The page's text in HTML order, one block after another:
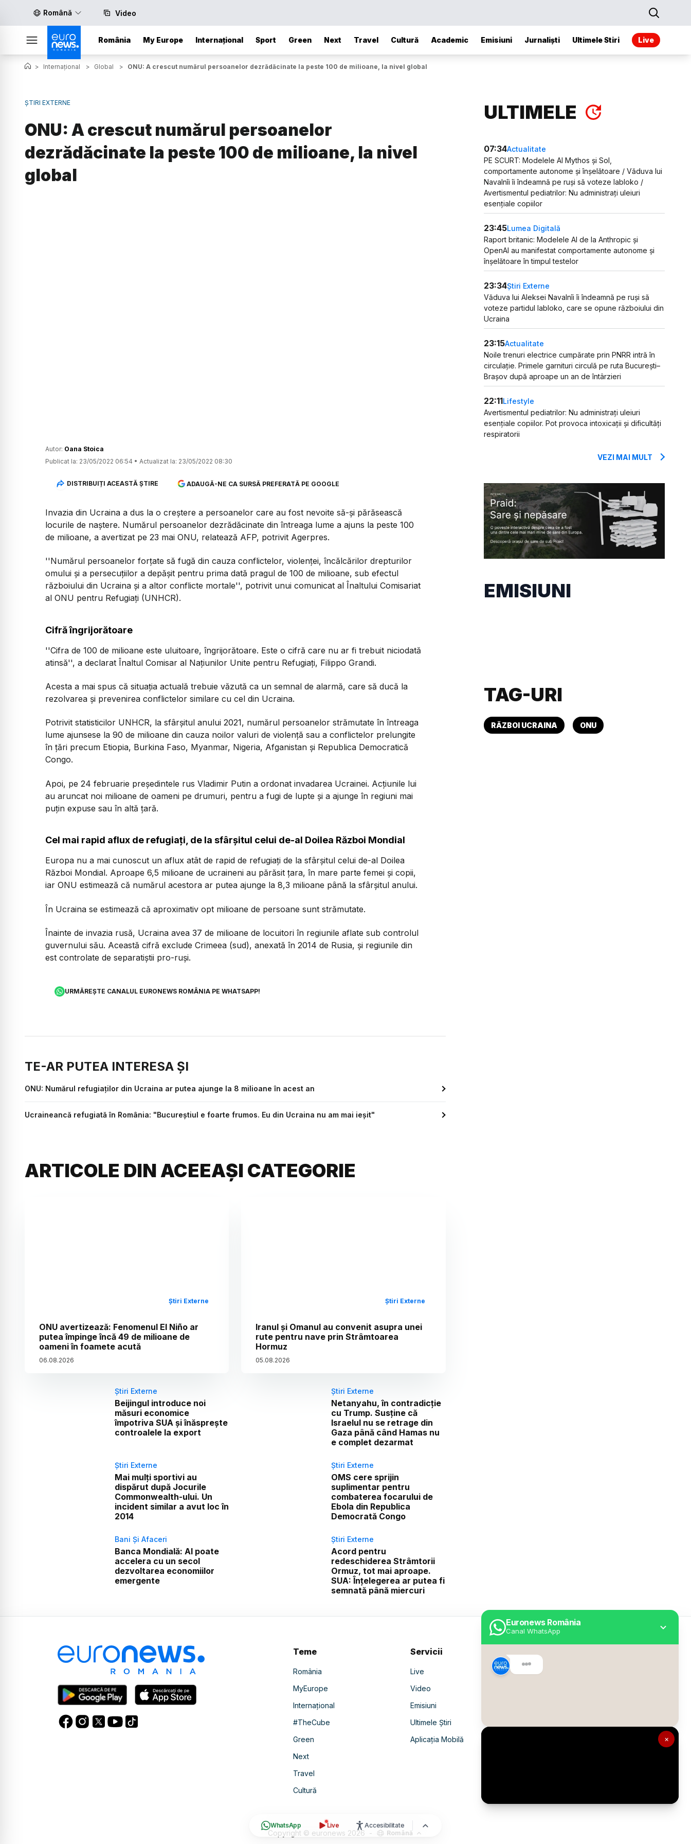
Română Video
România My Europe Internațional Sport Green Next Travel Cultură Academic Emisiuni Jurnaliști Ultimele Stiri Live
×
Euronews România
Canal WhatsApp
WhatsApp Live Accesibilitate
> Internațional > Global > ONU: A crescut numărul persoanelor dezrădăcinate la peste 100 de milioane, la nivel global
ȘTIRI EXTERNE
ONU: A crescut numărul persoanelor
dezrădăcinate la peste 100 de milioane, la nivel
global
Autor: Oana Stoica
Publicat la: 23/05/2022 06:54 • Actualizat la: 23/05/2022 08:30
DISTRIBUIȚI ACEASTĂ ȘTIRE ADAUGĂ-NE CA SURSĂ PREFERATĂ PE GOOGLE
Invazia din Ucraina a dus la o creștere a persoanelor care au fost nevoite să-și părăsească
locurile de naștere. Numărul persoanelor dezrădăcinate din întreaga lume a ajuns la peste 100
de milioane, a avertizat pe 23 mai ONU, relatează AFP, potrivit Agerpres.
''Numărul persoanelor forţate să fugă din cauza conflictelor, violenţei, încălcărilor drepturilor
omului şi a persecuţiilor a depăşit pentru prima dată pragul de 100 de milioane, sub efectul
războiului din Ucraina şi a altor conflicte mortale'', potrivit unui comunicat al Înaltului Comisariat
al ONU pentru Refugiaţi (UNHCR).
Cifră îngrijorătoare
''Cifra de 100 de milioane este uluitoare, îngrijorătoare. Este o cifră care nu ar fi trebuit niciodată
atinsă'', a declarat Înaltul Comisar al Naţiunilor Unite pentru Refugiaţi, Filippo Grandi.
Acesta a mai spus că situația actuală trebuie văzută ca un semnal de alarmă, care să ducă la
rezolvarea și prevenirea conflictelor similare cu cel din Ucraina.
Potrivit statisticilor UNHCR, la sfârşitul anului 2021, numărul persoanelor strămutate în întreaga
lume ajunsese la 90 de milioane din cauza noilor valuri de violenţă sau a conflictelor prelungite
în ţări precum Etiopia, Burkina Faso, Myanmar, Nigeria, Afganistan şi Republica Democratică
Congo.
Apoi, pe 24 februarie preşedintele rus Vladimir Putin a ordonat invadarea Ucrainei. Acțiunile lui
au aruncat noi milioane de oameni pe drumuri, pentru a fugi de lupte şi a ajunge în regiuni mai
puţin expuse sau în altă ţară.
Cel mai rapid aflux de refugiați, de la sfârșitul celui de-al Doilea Război Mondial
Europa nu a mai cunoscut un aflux atât de rapid de refugiaţi de la sfârşitul celui de-al Doilea
Război Mondial. Aproape 6,5 milioane de ucraineni au părăsit ţara, în mare parte femei şi copii,
iar ONU estimează că numărul acestora ar putea ajunge la 8,3 milioane până la sfârşitul anului.
În Ucraina se estimează că aproximativ opt milioane de persoane sunt strămutate.
Înainte de invazia rusă, Ucraina avea 37 de milioane de locuitori în regiunile aflate sub controlul
guvernului său. Această cifră exclude Crimeea (sud), anexată în 2014 de Rusia, şi regiunile din
est controlate de separatiştii pro-ruşi.
URMĂREȘTE CANALUL EURONEWS ROMÂNIA PE WHATSAPP!
TE-AR PUTEA INTERESA ȘI
ONU: Numărul refugiaților din Ucraina ar putea ajunge la 8 milioane în acest an
Ucraineancă refugiată în România: "Bucureștiul e foarte frumos. Eu din Ucraina nu am mai ieșit"
ARTICOLE DIN ACEEAȘI CATEGORIE
Știri Externe
ONU avertizează: Fenomenul El Niño ar
putea împinge încă 49 de milioane de
oameni în foamete acută
06.08.2026
Știri Externe
Iranul și Omanul au convenit asupra unei
rute pentru nave prin Strâmtoarea
Hormuz
05.08.2026
Știri Externe
Beijingul introduce noi
măsuri economice
împotriva SUA și înăsprește
controalele la export
Știri Externe
Netanyahu, în contradicție
cu Trump. Susține că
Israelul nu se retrage din
Gaza până când Hamas nu
e complet dezarmat
Știri Externe
Mai mulți sportivi au
dispărut după Jocurile
Commonwealth-ului. Un
incident similar a avut loc în
2014
Știri Externe
OMS cere sprijin
suplimentar pentru
combaterea focarului de
Ebola din Republica
Democrată Congo
Bani Și Afaceri
Banca Mondială: AI poate
accelera cu un secol
dezvoltarea economiilor
emergente
Știri Externe
Acord pentru
redeschiderea Strâmtorii
Ormuz, tot mai aproape.
SUA: Înțelegerea ar putea fi
semnată până miercuri
ULTIMELE
07:34Actualitate
PE SCURT: Modelele AI Mythos și Sol,
comportamente autonome și înșelătoare / Văduva lui
Navalnîi îi îndeamnă pe ruși să voteze Iabloko /
Avertismentul pediatrilor: Nu administrați uleiuri
esențiale copiilor
23:45Lumea Digitală
Raport britanic: Modelele AI de la Anthropic și
OpenAI au manifestat comportamente autonome și
înșelătoare în timpul testelor
23:34Știri Externe
Văduva lui Aleksei Navalnîi îi îndeamnă pe ruși să
voteze partidul Iabloko, care se opune războiului din
Ucraina
23:15Actualitate
Noile trenuri electrice cumpărate prin PNRR intră în
circulație. Primele garnituri circulă pe ruta București–
Brașov după aproape un an de întârzieri
22:11Lifestyle
Avertismentul pediatrilor: Nu administrați uleiuri
esențiale copiilor. Pot provoca intoxicații și dificultăți
respiratorii
VEZI MAI MULT
EMISIUNI
TAG-URI
RĂZBOI UCRAINA ONU
Teme
România
MyEurope
Internațional
#TheCube
Green
Next
Travel
Cultură
Servicii
Live
Video
Emisiuni
Ultimele Știri
Aplicația Mobilă
Despre Euronews
Copyright © euronews 2026 - Română